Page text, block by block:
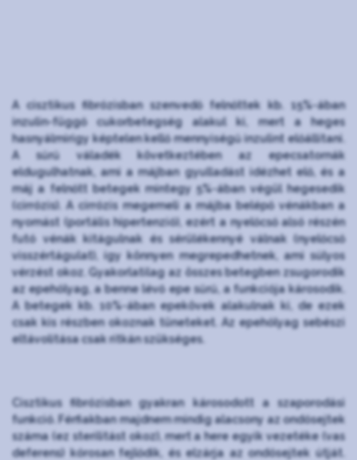
A cisztikus fibrózisban szenvedő felnőttek kb. 15%-ában
inzulin-függő cukorbetegség alakul ki, mert a heges
hasnyálmirigy képtelen kellő mennyiségű inzulint előállítani.
A sűrű váladék következtében az epecsatornák
eldugulhatnak, ami a májban gyulladást idézhet elő, és a
máj a felnőtt betegek mintegy 5%-ában végül hegesedik
(cirrózis). A cirrózis megemeli a májba belépő vénákban a
nyomást (portális hipertenzió), ezért a nyelőcső alsó részén
futó vénák kitágulnak és sérülékennyé válnak (nyelőcső
visszértágulat), így könnyen megrepedhetnek, ami súlyos
vérzést okoz. Gyakorlatilag az összes betegben zsugorodik
az epehólyag, a benne lévő epe sűrű, a funkciója károsodik.
A betegek kb. 10%-ában epekövek alakulnak ki, de ezek
csak kis részben okoznak tüneteket. Az epehólyag sebészi
eltávolítása csak ritkán szükséges.
Cisztikus fibrózisban gyakran károsodott a szaporodási
funkció. Férfiakban majdnem mindig alacsony az ondósejtek
száma (ez sterilitást okoz), mert a here egyik vezetéke (vas
deferens) kórosan fejlődik, és elzárja az ondósejtek útját.